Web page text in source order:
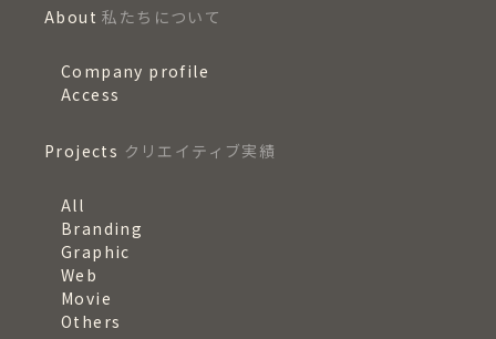
About私たちについて
Company profile
Access
Projects クリエイティブ実績
All
Branding
Graphic
Web
Movie
Others